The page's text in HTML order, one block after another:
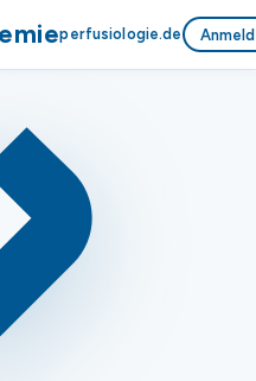
perfusiologie.de